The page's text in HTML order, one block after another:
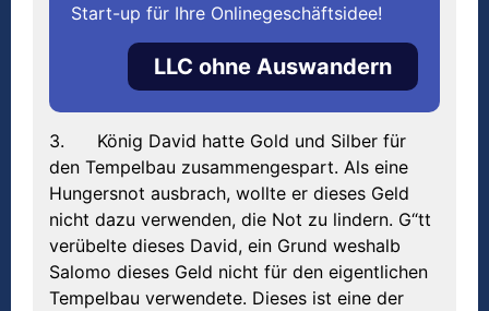
Start-up für Ihre Onlinegeschäftsidee!
LLC ohne Auswandern
3. König David hatte Gold und Silber für
den Tempelbau zusammengespart. Als eine
Hungersnot ausbrach, wollte er dieses Geld
nicht dazu verwenden, die Not zu lindern. G“tt
verübelte dieses David, ein Grund weshalb
Salomo dieses Geld nicht für den eigentlichen
Tempelbau verwendete. Dieses ist eine der